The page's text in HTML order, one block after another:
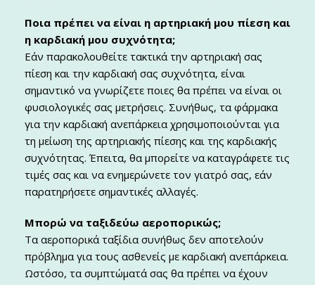
Ποια πρέπει να είναι η αρτηριακή μου πίεση και
η καρδιακή μου συχνότητα;
Εάν παρακολουθείτε τακτικά την αρτηριακή σας
πίεση και την καρδιακή σας συχνότητα, είναι
σημαντικό να γνωρίζετε ποιες θα πρέπει να είναι οι
φυσιολογικές σας μετρήσεις. Συνήθως, τα φάρμακα
για την καρδιακή ανεπάρκεια χρησιμοποιούνται για
τη μείωση της αρτηριακής πίεσης και της καρδιακής
συχνότητας. Έπειτα, θα μπορείτε να καταγράφετε τις
τιμές σας και να ενημερώνετε τον γιατρό σας, εάν
παρατηρήσετε σημαντικές αλλαγές.
Μπορώ να ταξιδεύω αεροπορικώς;
Τα αεροπορικά ταξίδια συνήθως δεν αποτελούν
πρόβλημα για τους ασθενείς με καρδιακή ανεπάρκεια.
Ωστόσο, τα συμπτώματά σας θα πρέπει να έχουν